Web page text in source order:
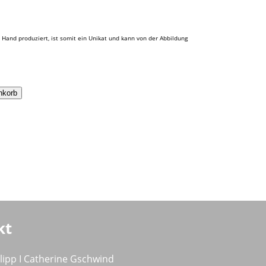
produziert, ist somit ein Unikat und kann von der Abbildung
I Catherine Gschwind